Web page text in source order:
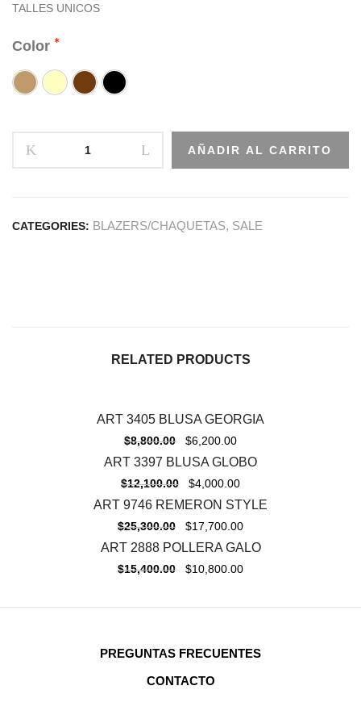
TALLES UNICOS
Color
AÑADIR AL CARRITO
CATEGORIES: BLAZERS/CHAQUETAS, SALE
RELATED PRODUCTS
ART 3405 BLUSA GEORGIA
$8,800.00 $6,200.00
ART 3397 BLUSA GLOBO
$12,100.00 $4,000.00
ART 9746 REMERON STYLE
$25,300.00 $17,700.00
ART 2888 POLLERA GALO
$15,400.00 $10,800.00
PREGUNTAS FRECUENTES
CONTACTO